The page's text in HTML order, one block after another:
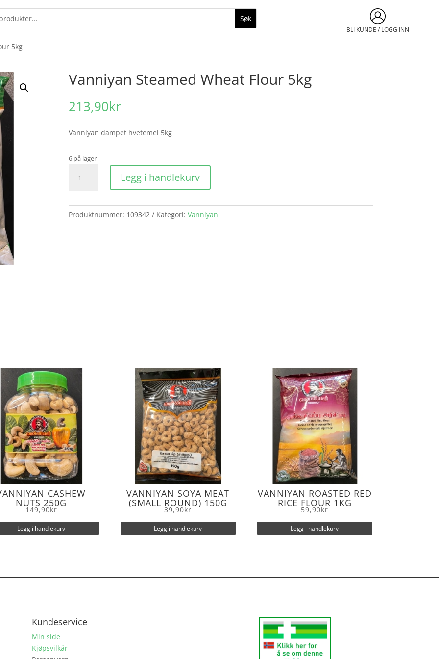
BLI KUNDE / LOGG INN
5kg
Vanniyan Steamed Wheat Flour 5kg
213,90kr
Vanniyan dampet hvetemel 5kg
6 på lager
Steamed
5kg
Legg i handlekurv
Produktnummer: 109342 Kategori:Vanniyan
CASHEW
NUTS 250G
149,90kr
Legg i handlekurv
VANNIYAN SOYA MEAT
(SMALL ROUND) 150G
39,90kr
Legg i handlekurv
VANNIYAN ROASTED RED
RICE FLOUR 1KG
59,90kr
Legg i handlekurv
Kundeservice
Min side
Kjøpsvilkår